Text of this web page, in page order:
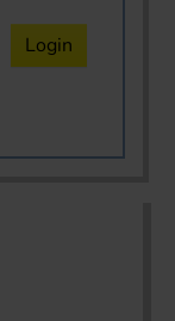
Login